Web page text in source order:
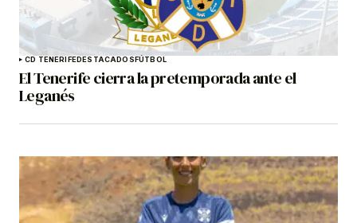
CD TENERIFEDESTACADOSFÚTBOL
El Tenerife cierra la pretemporada ante el
Leganés